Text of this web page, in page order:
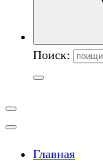
Поиск:
Главная